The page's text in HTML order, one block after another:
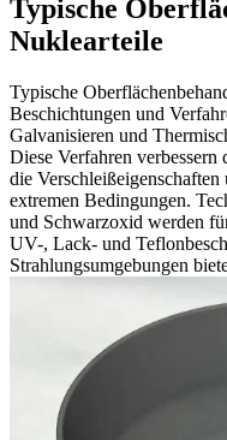
Typische
Nuklearteile
Typische
Beschichtungen und
Galvanisieren und
Diese Verfahren
die
extremen Bedingungen.
und Schwarzoxid werden
UV-, Lack- und
Strahlungsumgebungen